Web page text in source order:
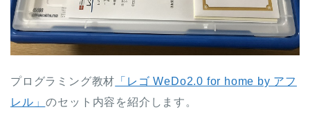
プログラミング教材 「レゴ WeDo2.0 for home by アフ
レル」 のセット内容を紹介します。